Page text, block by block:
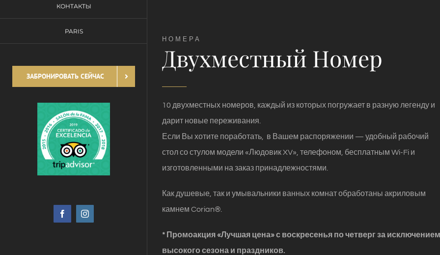
КОНТАКТЫ
PARIS
FacebookInstagram
ЗАБРОНИРОВАТЬ СЕЙЧАС
НОМЕРА
Двухместный Hомер
10 двухместных номеров, каждый из которых погружает в разную легенду и
дарит новые переживания.
Если Вы хотите поработать, в Вашем распоряжении — удобный рабочий
стол со стулом модели «Людовик XV», телефоном, бесплатным Wi-Fi и
изготовленными на заказ принадлежностями.
Как душевые, так и умывальники ванных комнат обработаны акриловым
камнем Corian®.
* Промоакция «Лучшая цена» с воскресенья по четверг за исключением
высокого сезона и праздников.